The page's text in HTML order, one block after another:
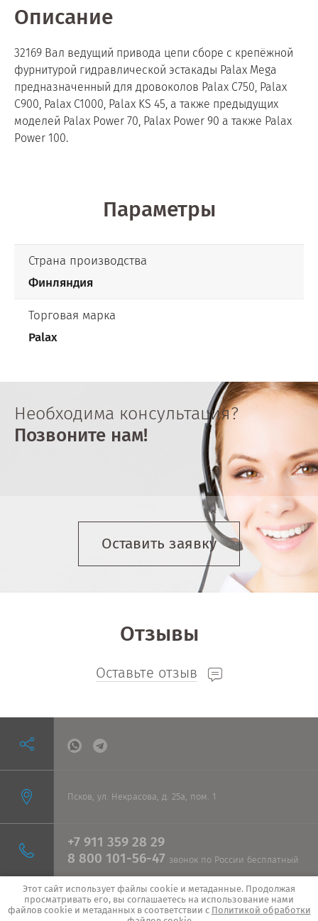
Описание
32169 Вал ведущий привода цепи сборе с крепёжной
фурнитурой гидравлической эстакады Palax Mega
предназначенный для дровоколов Palax C750, Palax
C900, Palax C1000, Palax KS 45, а также предыдущих
моделей Palax Power 70, Palax Power 90 а также Palax
Power 100.
Параметры
Страна производства
Финляндия
Торговая марка
Palax
Необходима консультация?
Позвоните нам!
Оставить заявку
Отзывы
Оставьте отзыв
Псков, ул. Некрасова, д. 25а, пом. 1
+7 911 359 28 29
8 800 101-56-47 звонок по России бесплатный
© 2026 IMPORTSTANKI.RU
ПОЛИТИКА КОНФИДЕНЦИАЛЬНОСТИ
Этот сайт использует файлы cookie и метаданные. Продолжая
просматривать его, вы соглашаетесь на использование нами
файлов cookie и метаданных в соответствии с Политикой обработки